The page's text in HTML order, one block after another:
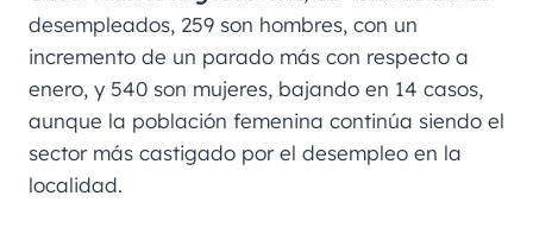
desempleados, 259 son hombres, con un
incremento de un parado más con respecto a
enero, y 540 son mujeres, bajando en 14 casos,
aunque la población femenina continúa siendo el
sector más castigado por el desempleo en la
localidad.